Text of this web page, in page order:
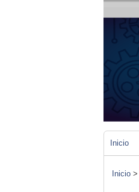
Inicio
Inicio >